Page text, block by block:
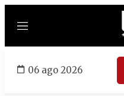
Menú
06 ago 2026